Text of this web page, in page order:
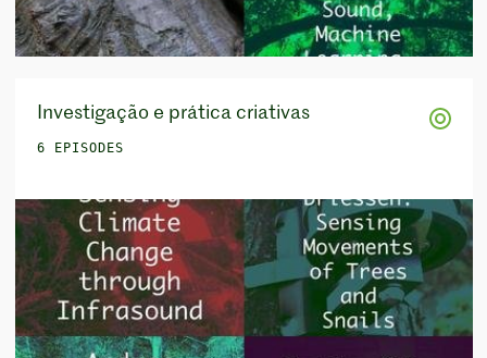
Investigação e prática criativas
6 EPISODES